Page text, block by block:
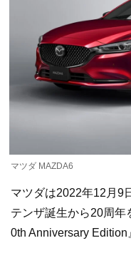
マツダ MAZDA6
マツダは2022年12月9
テンザ誕生から20周年
0th Anniversary Edition